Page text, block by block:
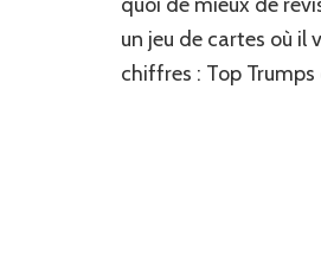
de
cartes
un jeu de cartes où il
chiffres : Top